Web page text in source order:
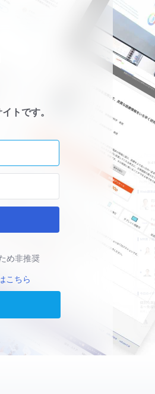
トです。
め非推奨
こちら